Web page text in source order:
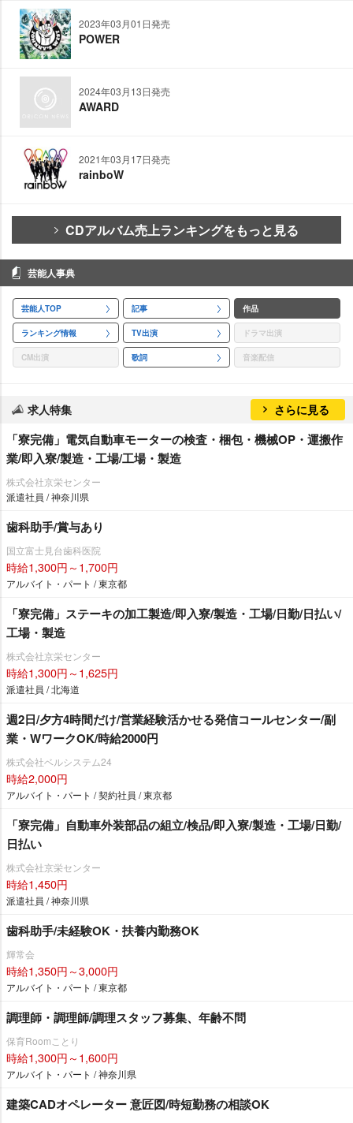
2023年03月01日発売
POWER
2024年03月13日発売
AWARD
2021年03月17日発売
rainboW
CDアルバム売上ランキングをもっと見る
芸能人事典
芸能人TOP 記事 作品
ランキング情報 TV出演 ドラマ出演
CM出演 歌詞 音楽配信
求人特集 さらに見る
「寮完備」電気自動車モーターの検査・梱包・機械OP・運搬作
業/即入寮/製造・工場/工場・製造
株式会社京栄センター
派遣社員 / 神奈川県
歯科助手/賞与あり
国立富士見台歯科医院
時給1,300円～1,700円
アルバイト・パート / 東京都
「寮完備」ステーキの加工製造/即入寮/製造・工場/日勤/日払い/
工場・製造
株式会社京栄センター
時給1,300円～1,625円
派遣社員 / 北海道
週2日/夕方4時間だけ/営業経験活かせる発信コールセンター/副
業・WワークOK/時給2000円
株式会社ベルシステム24
時給2,000円
アルバイト・パート / 契約社員 / 東京都
「寮完備」自動車外装部品の組立/検品/即入寮/製造・工場/日勤/
日払い
株式会社京栄センター
時給1,450円
派遣社員 / 神奈川県
歯科助手/未経験OK・扶養内勤務OK
輝常会
時給1,350円～3,000円
アルバイト・パート / 東京都
調理師・調理師/調理スタッフ募集、年齢不問
保育Roomことり
時給1,300円～1,600円
アルバイト・パート / 神奈川県
建築CADオペレーター 意匠図/時短勤務の相談OK